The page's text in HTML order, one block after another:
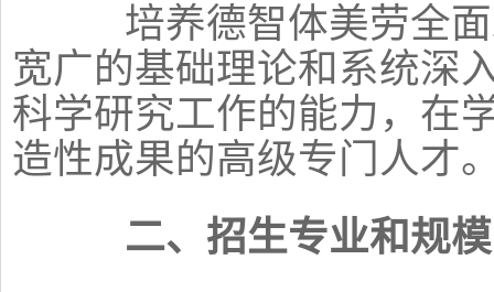
培养德智体美劳全面
宽广的基础理论和系统深
科学研究工作的能力，在
造性成果的高级专门人才
二、招生专业和规模